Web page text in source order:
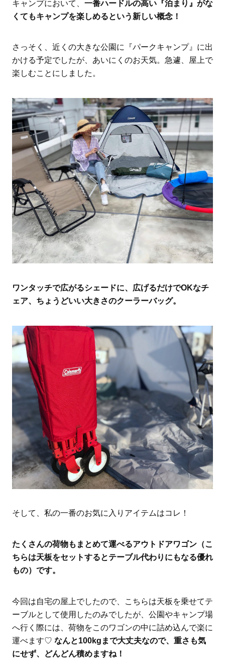
キャンプにおいて、 一番ハードルの高い『泊まり』がな
くてもキャンプを楽しめるという新しい概念！
さっそく、近くの大きな公園に『パークキャンプ』に出
かける予定でしたが、あいにくのお天気。急遽、屋上で
楽しむことにしました。
ワンタッチで広がるシェードに、広げるだけでOKなチ
ェア、ちょうどいい大きさのクーラーバッグ。
そして、私の一番のお気に入りアイテムはコレ！
たくさんの荷物もまとめて運べるアウトドアワゴン（こ
ちらは天板をセットするとテーブル代わりにもなる優れ
もの）です。
今回は自宅の屋上でしたので、こちらは天板を乗せてテ
ーブルとして使用したのみでしたが、公園やキャンプ場
へ行く際には、荷物をこのワゴンの中に詰め込んで楽に
運べます♡ なんと100kgまで大丈夫なので、重さも気
にせず、どんどん積めますね！